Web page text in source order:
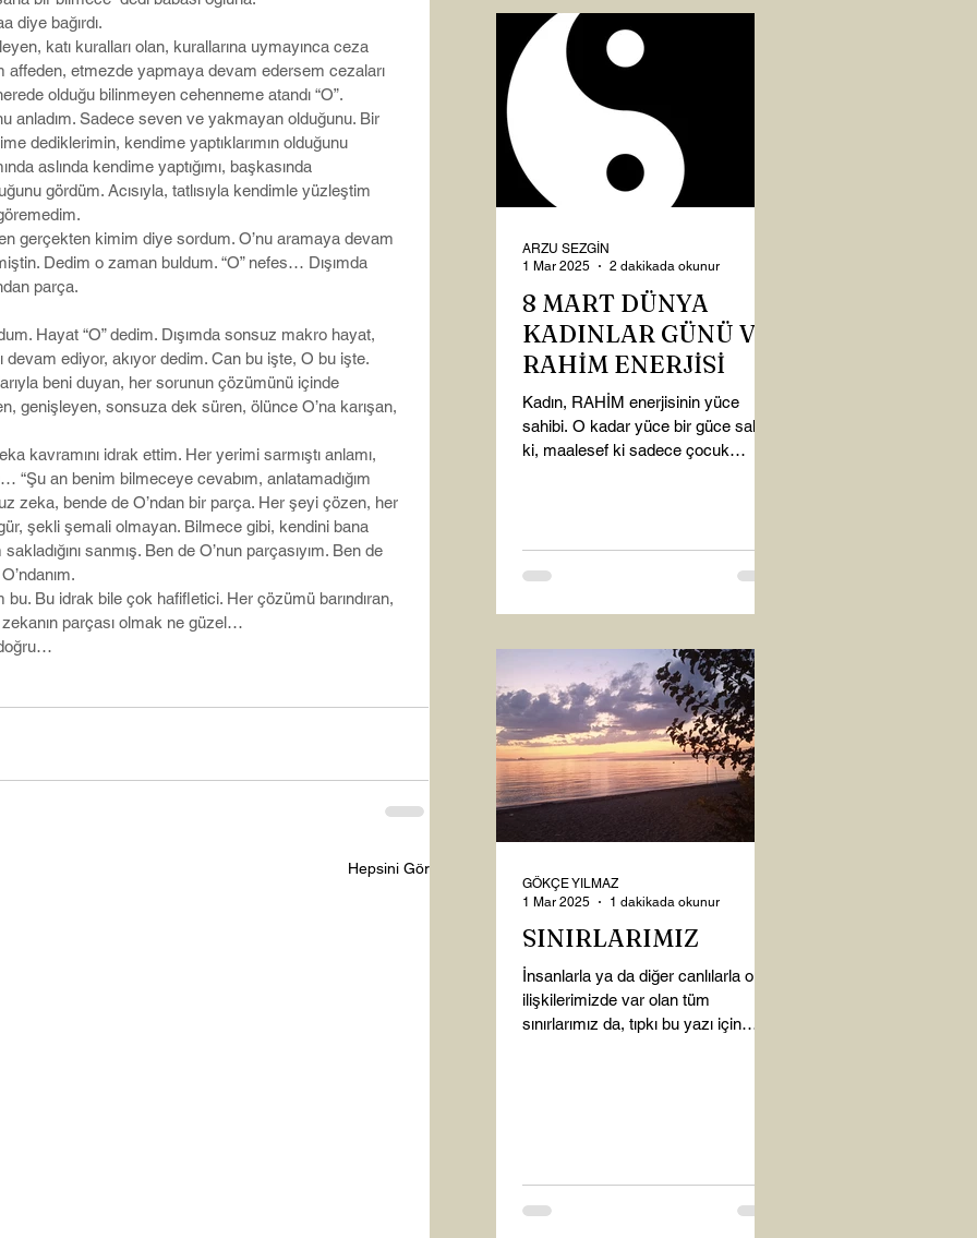
diye bağırdı.
katı kuralları olan, kurallarına uymayınca ceza
etmezde yapmaya devam edersem cezaları
olduğu bilinmeyen cehenneme atandı “O”.
anladım. Sadece seven ve yakmayan olduğunu. Bir
dediklerimin, kendime yaptıklarımın olduğunu
aslında kendime yaptığımı, başkasında
gördüm. Acısıyla, tatlısıyla kendimle yüzleştim
gerçekten kimim diye sordum. O’nu aramaya devam
Dedim o zaman buldum. “O” nefes… Dışımda
parça.
Hayat “O” dedim. Dışımda sonsuz makro hayat,
devam ediyor, akıyor dedim. Can bu işte, O bu işte.
beni duyan, her sorunun çözümünü içinde
genişleyen, sonsuza dek süren, ölünce O’na karışan,
kavramını idrak ettim. Her yerimi sarmıştı anlamı,
“Şu an benim bilmeceye cevabım, anlatamadığım
zeka, bende de O’ndan bir parça. Her şeyi çözen, her
şekli şemali olmayan. Bilmece gibi, kendini bana
sanmış. Ben de O’nun parçasıyım. Ben de
Bu idrak bile çok hafifletici. Her çözümü barındıran,
parçası olmak ne güzel…
Hepsini Gör
8 MART DÜNYA
KADINLAR GÜNÜ VE
RAHİM ENERJİSİ
Kadın, RAHİM enerjisinin yüce
sahibi. O kadar yüce bir güce sahip
ki, maalesef ki sadece çocuk
ARZU SEZGİN
1 Mar 2025
2 dakikada okunur
SINIRLARIMIZ
İnsanlarla ya da diğer canlılarla olan
ilişkilerimizde var olan tüm
sınırlarımız da, tıpkı bu yazı için
GÖKÇE YILMAZ
1 Mar 2025
1 dakikada okunur